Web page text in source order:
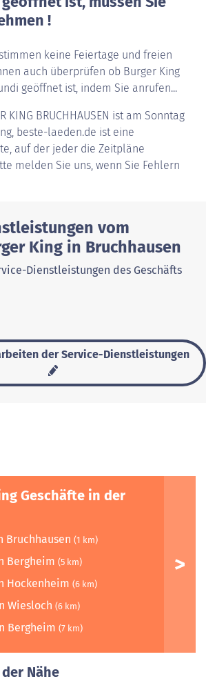
!
keine Feiertage und freien
auch überprüfen ob Burger King
geöffnet ist, indem Sie anrufen...
KING BRUCHHAUSEN ist am Sonntag
beste-laeden.de ist eine
auf der jeder die Zeitpläne
melden Sie uns, wenn Sie Fehlern
vom
King in Bruchhausen
Dienstleistungen des Geschäfts
der Service-Dienstleistungen
Geschäfte in der
Bruchhausen (1 km)
Bergheim (5 km)
Hockenheim (6 km)
Wiesloch (6 km)
Bergheim (7 km)
Nähe